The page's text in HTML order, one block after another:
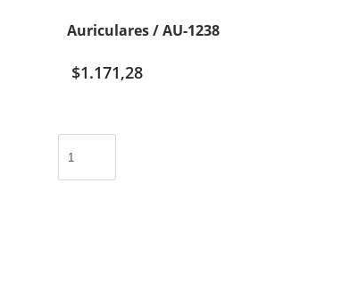
Auriculares / AU-1238
$1.171,28
AU-